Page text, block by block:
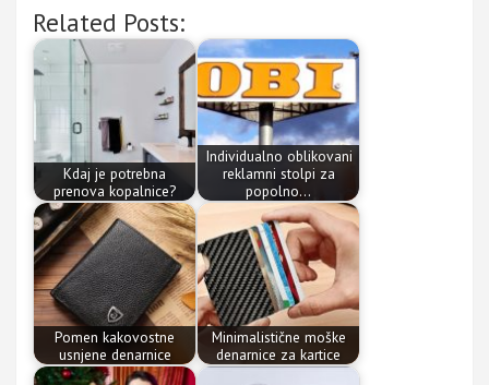
Related Posts:
Kdaj je potrebna
prenova kopalnice?
Individualno oblikovani
reklamni stolpi za
popolno…
Pomen kakovostne
usnjene denarnice
Minimalistične moške
denarnice za kartice